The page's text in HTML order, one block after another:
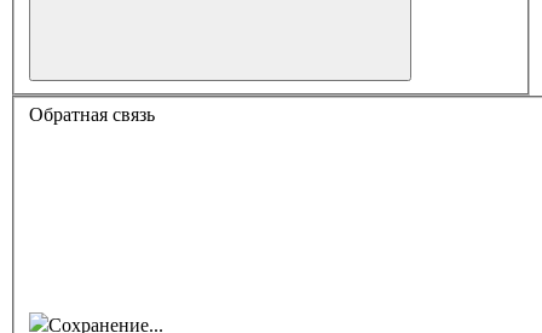
Обратная связь
Сохранение...